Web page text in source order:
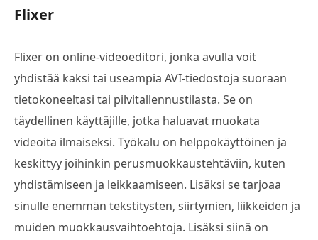
Flixer
Flixer on online-videoeditori, jonka avulla voit
yhdistää kaksi tai useampia AVI-tiedostoja suoraan
tietokoneeltasi tai pilvitallennustilasta. Se on
täydellinen käyttäjille, jotka haluavat muokata
videoita ilmaiseksi. Työkalu on helppokäyttöinen ja
keskittyy joihinkin perusmuokkaustehtäviin, kuten
yhdistämiseen ja leikkaamiseen. Lisäksi se tarjoaa
sinulle enemmän tekstitysten, siirtymien, liikkeiden ja
muiden muokkausvaihtoehtoja. Lisäksi siinä on